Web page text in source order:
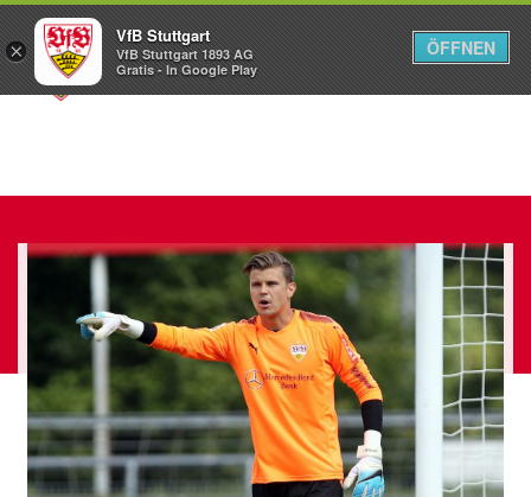
Menü
×
VfB Stuttgart
VfB Stuttgart 1893 AG
Gratis - In Google Play
ÖFFNEN